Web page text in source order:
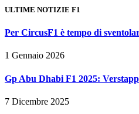
ULTIME NOTIZIE F1
Per CircusF1 è tempo di
1 Gennaio 2026
Gp Abu Dhabi F1 2025:
7 Dicembre 2025